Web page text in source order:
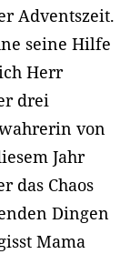
Adventszeit.
seine Hilfe
Herr
drei
von
Jahr
das Chaos
Dingen
Mama